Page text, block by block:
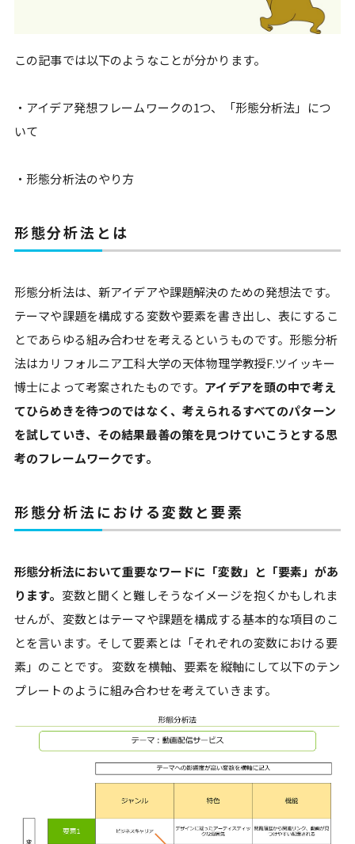
この記事では以下のようなことが分かります。
・アイデア発想フレームワークの1つ、「形態分析法」につ
いて
・形態分析法のやり方
形態分析法とは
形態分析法は、新アイデアや課題解決のための発想法です。
テーマや課題を構成する変数や要素を書き出し、表にするこ
とであらゆる組み合わせを考えるというものです。形態分析
法はカリフォルニア工科大学の天体物理学教授F.ツイッキー
博士によって考案されたものです。 アイデアを頭の中で考え
てひらめきを待つのではなく、考えられるすべてのパターン
を試していき、その結果最善の策を見つけていこうとする思
考のフレームワークです。
形態分析法における変数と要素
形態分析法において重要なワードに「変数」と「要素」があ
ります。 変数と聞くと難しそうなイメージを抱くかもしれま
せんが、変数とはテーマや課題を構成する基本的な項目のこ
とを言います。そして要素とは「それぞれの変数における要
素」のことです。 変数を横軸、要素を縦軸にして以下のテン
プレートのように組み合わせを考えていきます。